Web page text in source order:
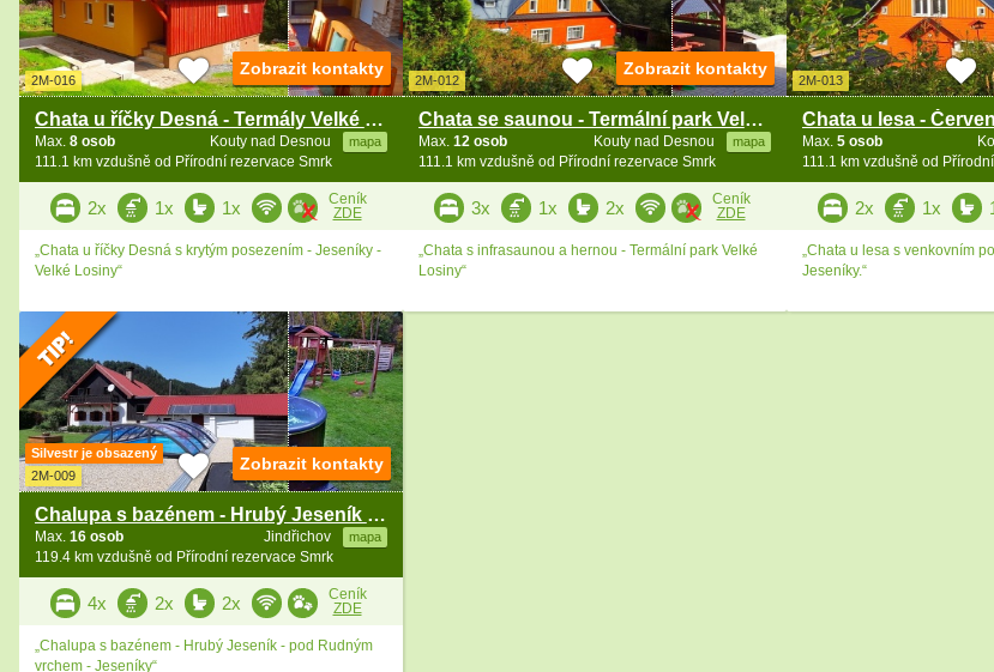
2M-016
Chata u říčky Desná - Termály Velké losiny
Kouty nad Desnou mapa
Max. 8 osob
111.1 km vzdušně od Přírodní rezervace Smrk
Zobrazit kontakty
2x 1x 1x
Ceník
ZDE
„Chata u říčky Desná s krytým posezením - Jeseníky -
Velké Losiny“
2M-012
Chata se saunou - Termální park Velké Losiny
Kouty nad Desnou mapa
Max. 12 osob
111.1 km vzdušně od Přírodní rezervace Smrk
Zobrazit kontakty
3x 1x 2x
Ceník
ZDE
„Chata s infrasaunou a hernou - Termální park Velké
Losiny“
2M-013
Max. 5 osob
111.1 km vzdušně od
2x 1x
„Chata u lesa s venkovním
Jeseníky.“
Silvestr je obsazený
2M-009
Chalupa s bazénem - Hrubý Jeseník - Rudný vrch
Jindřichov mapa
Max. 16 osob
119.4 km vzdušně od Přírodní rezervace Smrk
Zobrazit kontakty
4x 2x 2x
Ceník
ZDE
„Chalupa s bazénem - Hrubý Jeseník - pod Rudným
vrchem - Jeseníky“